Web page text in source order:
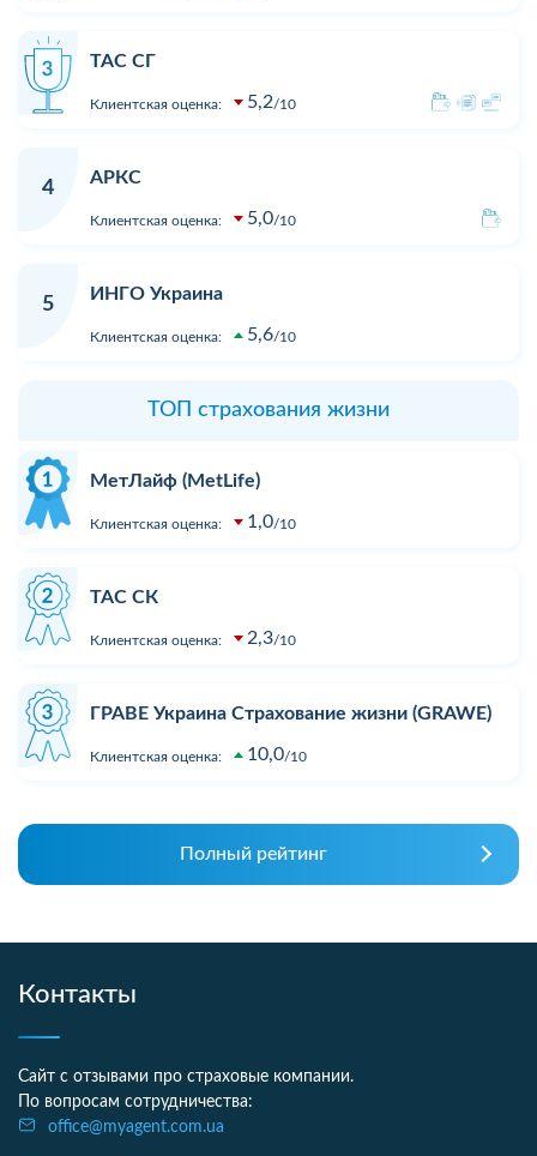
ТАС СГ
Клиентская оценка: 5,2 10
4
АРКС
Клиентская оценка: 5,0 10
5
ИНГО Украина
Клиентская оценка: 5,6 10
ТОП страхования жизни
МетЛайф (MetLife)
Клиентская оценка: 1,0 10
ТАС СК
Клиентская оценка: 2,3 10
ГРАВЕ Украина Страхование жизни (GRAWE)
Клиентская оценка: 10,0 10
Полный рейтинг
Контакты
Сайт с отзывами про страховые компании.
По вопросам сотрудничества:
office@myagent.com.ua